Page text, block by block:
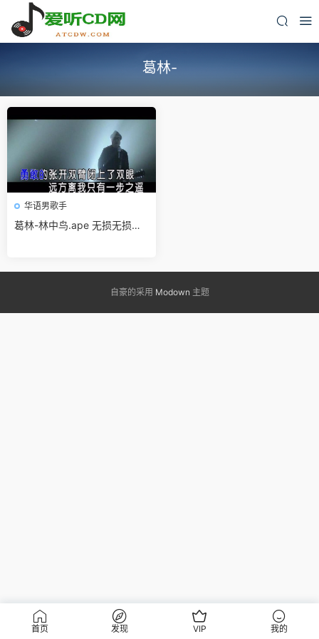
葛林-
华语男歌手
葛林-林中鸟.ape 无损无损免
自豪的采用 Modown 主题
首页 发现 VIP 我的